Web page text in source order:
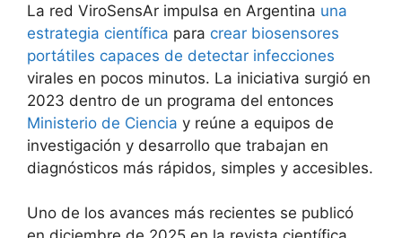
La red ViroSensAr impulsa en Argentina una
estrategia científica para crear biosensores
portátiles capaces de detectar infecciones
virales en pocos minutos. La iniciativa surgió en
2023 dentro de un programa del entonces
Ministerio de Ciencia y reúne a equipos de
investigación y desarrollo que trabajan en
diagnósticos más rápidos, simples y accesibles.
Uno de los avances más recientes se publicó